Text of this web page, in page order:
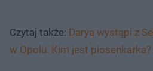
Czytaj także: Darya wystąpi z
w Opolu. Kim jest piosenkarka?